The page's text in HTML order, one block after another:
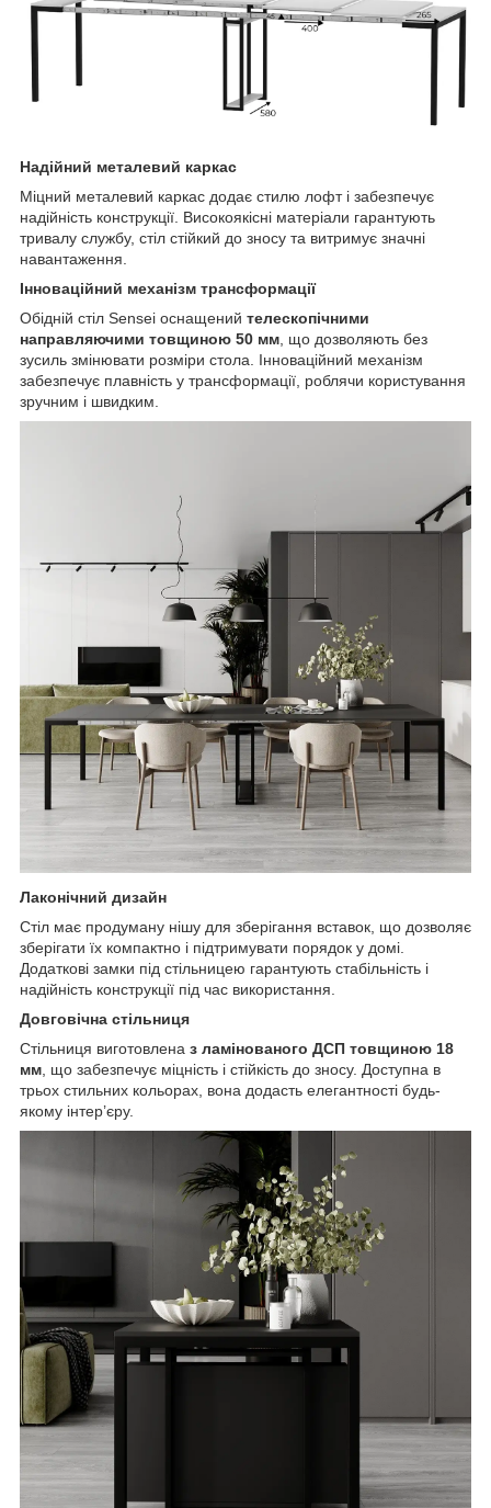
Надійний металевий каркас
Міцний металевий каркас додає стилю лофт і забезпечує
надійність конструкції. Високоякісні матеріали гарантують
тривалу службу, стіл стійкий до зносу та витримує значні
навантаження.
Інноваційний механізм трансформації
Обідній стіл Sensei оснащений телескопічними
направляючими товщиною 50 мм , що дозволяють без
зусиль змінювати розміри стола. Інноваційний механізм
забезпечує плавність у трансформації, роблячи користування
зручним і швидким.
Лаконічний дизайн
Стіл має продуману нішу для зберігання вставок, що дозволяє
зберігати їх компактно і підтримувати порядок у домі.
Додаткові замки під стільницею гарантують стабільність і
надійність конструкції під час використання.
Довговічна стільниця
Стільниця виготовлена з ламінованого ДСП товщиною 18
мм , що забезпечує міцність і стійкість до зносу. Доступна в
трьох стильних кольорах, вона додасть елегантності будь-
якому інтер’єру.